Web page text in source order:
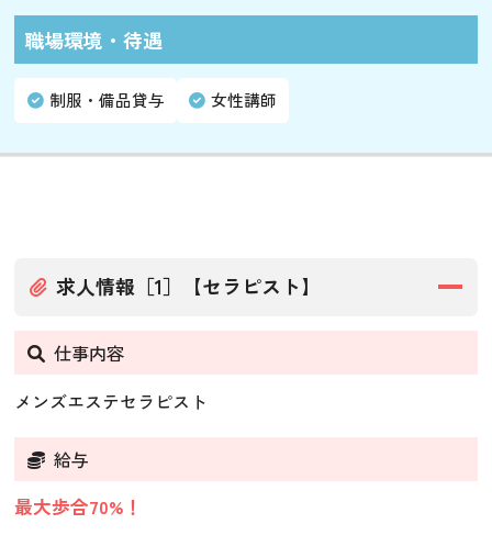
職場環境・待遇
制服・備品貸与 女性講師
求人情報［1］【セラピスト】
仕事内容
メンズエステセラピスト
給与
最大歩合70%！